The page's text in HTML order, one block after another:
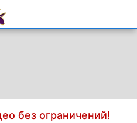
без ограничений!